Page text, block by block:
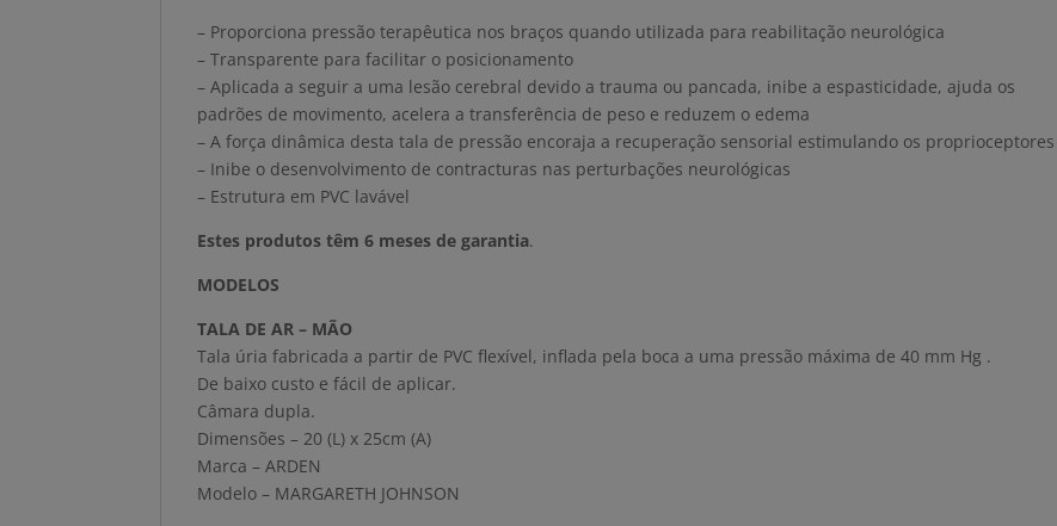
– Proporciona pressão terapêutica nos braços quando utilizada para reabilitação neurológica
– Transparente para facilitar o posicionamento
– Aplicada a seguir a uma lesão cerebral devido a trauma ou pancada, inibe a espasticidade, ajuda os
padrões de movimento, acelera a transferência de peso e reduzem o edema
– A força dinâmica desta tala de pressão encoraja a recuperação sensorial estimulando os proprioceptores
– Inibe o desenvolvimento de contracturas nas perturbações neurológicas
– Estrutura em PVC lavável
Estes produtos têm 6 meses de garantia.
MODELOS
TALA DE AR – MÃO
Tala úria fabricada a partir de PVC flexível, inflada pela boca a uma pressão máxima de 40 mm Hg .
De baixo custo e fácil de aplicar.
Câmara dupla.
Dimensões – 20 (L) x 25cm (A)
Marca – ARDEN
Modelo – MARGARETH JOHNSON